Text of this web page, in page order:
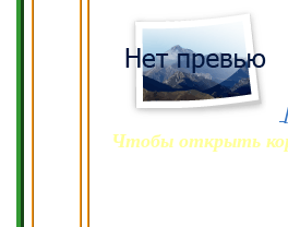
Чтобы открыть